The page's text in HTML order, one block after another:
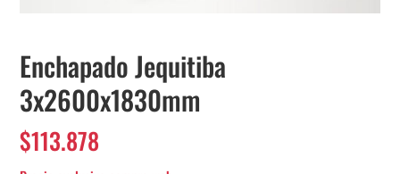
Enchapado Jequitiba
3x2600x1830mm
$113.878